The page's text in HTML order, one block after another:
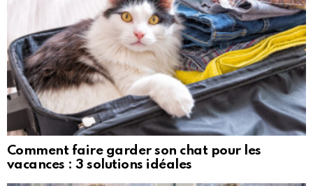
Comment faire garder son chat pour les
vacances : 3 solutions idéales